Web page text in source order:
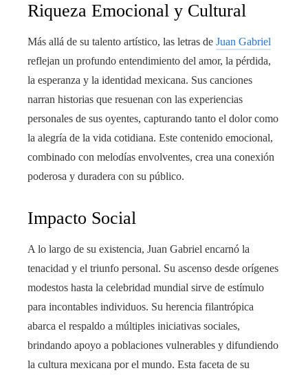
Riqueza Emocional y Cultural
Más allá de su talento artístico, las letras de Juan Gabriel
reflejan un profundo entendimiento del amor, la pérdida,
la esperanza y la identidad mexicana. Sus canciones
narran historias que resuenan con las experiencias
personales de sus oyentes, capturando tanto el dolor como
la alegría de la vida cotidiana. Este contenido emocional,
combinado con melodías envolventes, crea una conexión
poderosa y duradera con su público.
Impacto Social
A lo largo de su existencia, Juan Gabriel encarnó la
tenacidad y el triunfo personal. Su ascenso desde orígenes
modestos hasta la celebridad mundial sirve de estímulo
para incontables individuos. Su herencia filantrópica
abarca el respaldo a múltiples iniciativas sociales,
brindando apoyo a poblaciones vulnerables y difundiendo
la cultura mexicana por el mundo. Esta faceta de su